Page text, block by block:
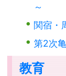
～
関宿・
第2次
教育